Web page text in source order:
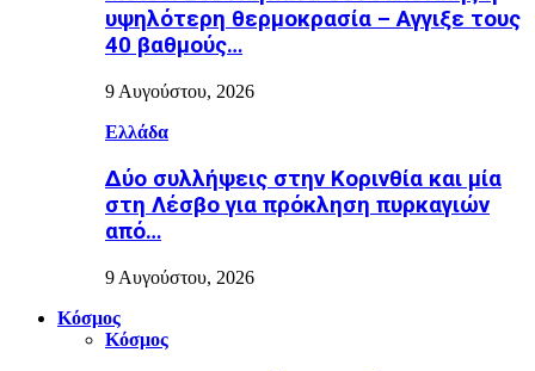
υψηλότερη θερμοκρασία – Αγγιξε τους
40 βαθμούς…
9 Αυγούστου, 2026
Ελλάδα
Δύο συλλήψεις στην Κορινθία και μία
στη Λέσβο για πρόκληση πυρκαγιών
από…
9 Αυγούστου, 2026
Κόσμος
Κόσμος